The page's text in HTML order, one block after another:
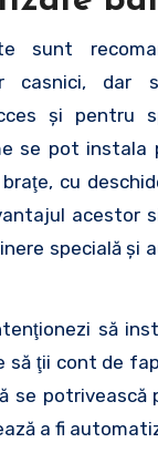
sunt
casnici, dar
şi pentru
se pot instala
cu
acestor
specială şi
să
să ţii cont de
se potrivească
a fi